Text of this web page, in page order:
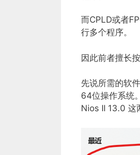
而CPLD或者
行多个程序。
因此前者擅长
先说所需的软
64位操作系统
Nios II 13.0 这